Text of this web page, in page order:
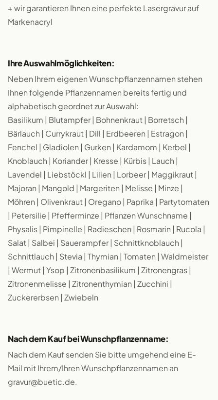
+ wir garantieren Ihnen eine perfekte Lasergravur auf
Markenacryl
Ihre Auswahlmöglichkeiten:
Neben Ihrem eigenen Wunschpflanzennamen stehen
Ihnen folgende Pflanzennamen bereits fertig und
alphabetisch geordnet zur Auswahl:
Basilikum | Blutampfer | Bohnenkraut | Borretsch |
Bärlauch | Currykraut | Dill | Erdbeeren | Estragon |
Fenchel | Gladiolen | Gurken | Kardamom | Kerbel |
Knoblauch | Koriander | Kresse | Kürbis | Lauch |
Lavendel | Liebstöckl | Lilien | Lorbeer | Maggikraut |
Majoran | Mangold | Margeriten | Melisse | Minze |
Möhren | Olivenkraut | Oregano | Paprika | Partytomaten
| Petersilie | Pfefferminze | Pflanzen Wunschname |
Physalis | Pimpinelle | Radieschen | Rosmarin | Rucola |
Salat | Salbei | Sauerampfer | Schnittknoblauch |
Schnittlauch | Stevia | Thymian | Tomaten | Waldmeister
| Wermut | Ysop | Zitronenbasilikum | Zitronengras |
Zitronenmelisse | Zitronenthymian | Zucchini |
Zuckererbsen | Zwiebeln
Nach dem Kauf bei Wunschpflanzenname:
Nach dem Kauf senden Sie bitte umgehend eine E-
Mail mit Ihrem/Ihren Wunschpflanzennamen an
gravur@buetic.de.